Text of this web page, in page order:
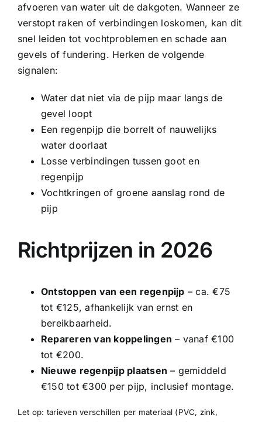
afvoeren van water uit de dakgoten. Wanneer ze
verstopt raken of verbindingen loskomen, kan dit
snel leiden tot vochtproblemen en schade aan
gevels of fundering. Herken de volgende
signalen:
Water dat niet via de pijp maar langs de
gevel loopt
Een regenpijp die borrelt of nauwelijks
water doorlaat
Losse verbindingen tussen goot en
regenpijp
Vochtkringen of groene aanslag rond de
pijp
Richtprijzen in 2026
Ontstoppen van een regenpijp – ca. €75
tot €125, afhankelijk van ernst en
bereikbaarheid.
Repareren van koppelingen – vanaf €100
tot €200.
Nieuwe regenpijp plaatsen – gemiddeld
€150 tot €300 per pijp, inclusief montage.
Let op: tarieven verschillen per materiaal (PVC, zink,